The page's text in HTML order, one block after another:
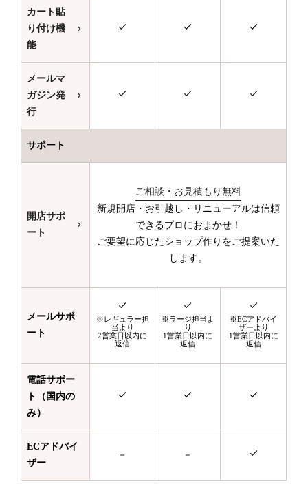
カート貼
り付け機
能
メールマ
ガジン発
行
サポート
開店サポ
ート
ご相談・お見積もり無料
新規開店・お引越し・リニューアルは信頼
できるプロにおまかせ！
ご要望に応じたショップ作りをご提案いた
します。
メールサポ
ート
※レギュラー担
当より
2営業日以内に
返信
※ラージ担当よ
り
1営業日以内に
返信
※ECアドバイ
ザーより
1営業日以内に
返信
電話サポー
ト（国内の
み）
ECアドバイ
ザー
－ －